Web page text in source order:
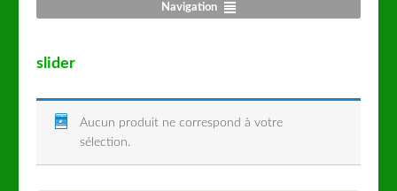
Navigation
slider
Aucun produit ne correspond à votre
sélection.